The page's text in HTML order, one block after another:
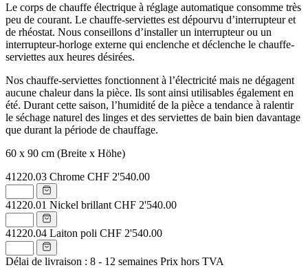
Le corps de chauffe électrique à réglage automatique consomme très
peu de courant. Le chauffe-serviettes est dépourvu d’interrupteur et
de rhéostat. Nous conseillons d’installer un interrupteur ou un
interrupteur-horloge externe qui enclenche et déclenche le chauffe-
serviettes aux heures désirées.
Nos chauffe-serviettes fonctionnent à l’électricité mais ne dégagent
aucune chaleur dans la pièce. Ils sont ainsi utilisables également en
été. Durant cette saison, l’humidité de la pièce a tendance à ralentir
le séchage naturel des linges et des serviettes de bain bien davantage
que durant la période de chauffage.
60 x 90 cm (Breite x Höhe)
41220.03 Chrome CHF 2'540.00
41220.01 Nickel brillant CHF 2'540.00
41220.04 Laiton poli CHF 2'540.00
Délai de livraison : 8 - 12 semaines Prix hors TVA